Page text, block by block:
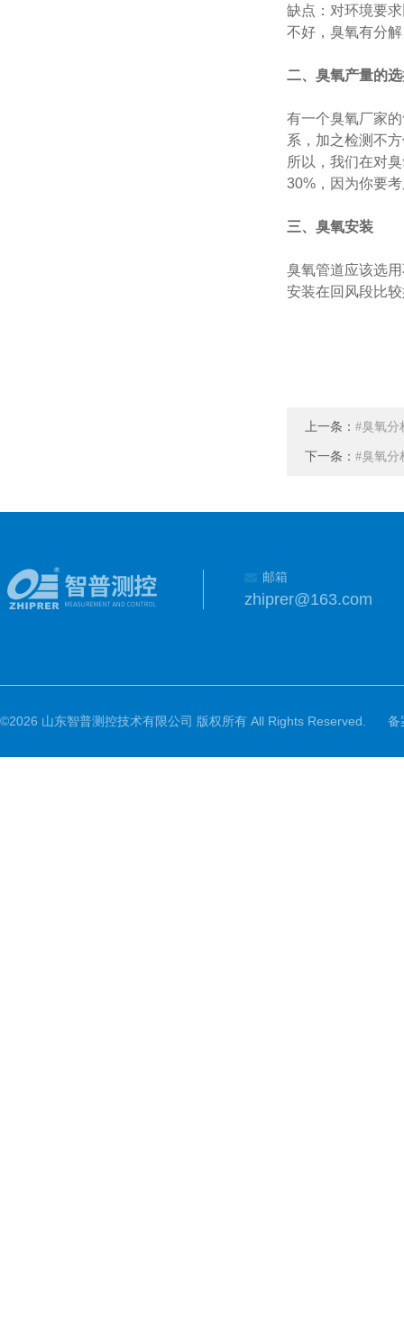
缺点：对环境要
不好，臭氧有分
二、臭氧产量的
有一个臭氧厂家
系，加之检测不
所以，我们在对
30%，因为你要
三、臭氧安装
臭氧管道应该选
安装在回风段比
上一条： #臭氧分
下一条： #臭氧分
邮箱
zhiprer@163.com
©2026 山东智普测控技术有限公司 版权所有 All Rights Reserved. 备